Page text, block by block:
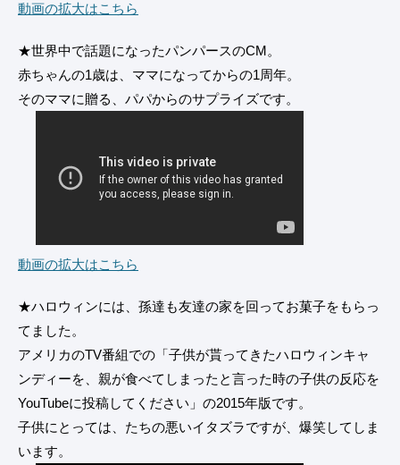
動画の拡大はこちら
★世界中で話題になったパンパースのCM。
赤ちゃんの1歳は、ママになってからの1周年。
そのママに贈る、パパからのサプライズです。
動画の拡大はこちら
★ハロウィンには、孫達も友達の家を回ってお菓子をもらっ
てました。
アメリカのTV番組での「子供が貰ってきたハロウィンキャ
ンディーを、親が食べてしまったと言った時の子供の反応を
YouTubeに投稿してください」の2015年版です。
子供にとっては、たちの悪いイタズラですが、爆笑してしま
います。